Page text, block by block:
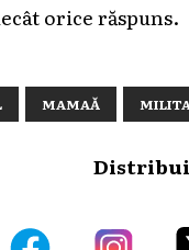
orice răspuns.
MAMAĂ